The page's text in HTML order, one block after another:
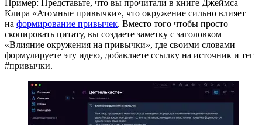
Пример: Представьте, что вы прочитали в книге Джеймса
Клира «Атомные привычки», что окружение сильно влияет
на формирование привычек. Вместо того чтобы просто
скопировать цитату, вы создаете заметку с заголовком
«Влияние окружения на привычки», где своими словами
формулируете эту идею, добавляете ссылку на источник и тег
#привычки.